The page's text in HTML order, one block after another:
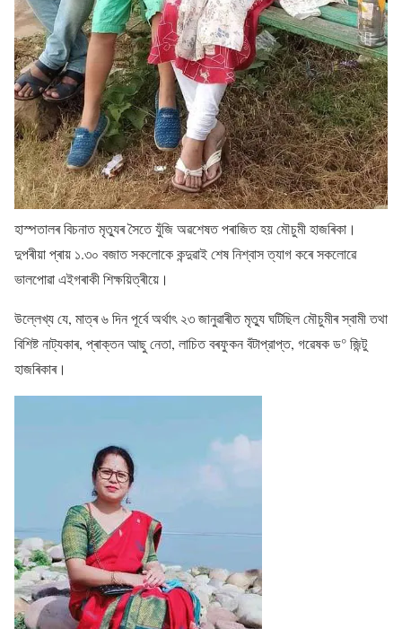
হাস্পতালৰ বিচনাত মৃত্যুৰ সৈতে যুঁজি অৱশেষত পৰাজিত হয় মৌচুমী হাজৰিকা।
দুপৰীয়া প্ৰায় ১.৩০ বজাত সকলোকে কন্দুৱাই শেষ নিশ্বাস ত্যাগ কৰে সকলোৱে
ভালপোৱা এইগৰাকী শিক্ষয়িত্ৰীয়ে।
উল্লেখ্য যে, মাত্ৰ ৬ দিন পূৰ্বে অৰ্থাৎ ২৩ জানুৱাৰীত মৃত্যু ঘটিছিল মৌচুমীৰ স্বামী তথা
বিশিষ্ট নাট্যকাৰ, প্ৰাক্তন আছু নেতা, লাচিত বৰফুকন বঁটাপ্রাপ্ত, গৱেষক ড° জিন্টু
হাজৰিকাৰ।